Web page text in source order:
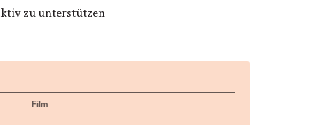
zu unterstützen
Film